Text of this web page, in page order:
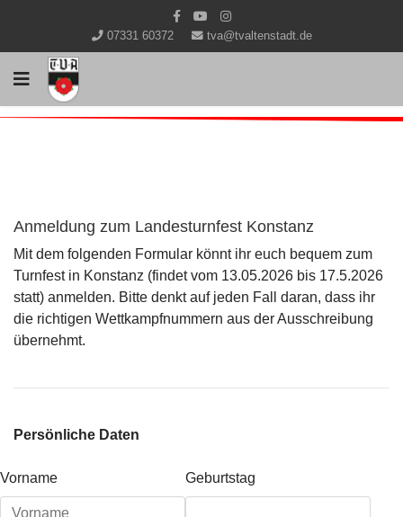
07331 60372 tva@tvaltenstadt.de
Anmeldung zum Landesturnfest Konstanz
Mit dem folgenden Formular könnt ihr euch bequem zum
Turnfest in Konstanz (findet vom 13.05.2026 bis 17.5.2026
statt) anmelden. Bitte denkt auf jeden Fall daran, dass ihr
die richtigen Wettkampfnummern aus der Ausschreibung
übernehmt.
Persönliche Daten
Vorname Geburtstag